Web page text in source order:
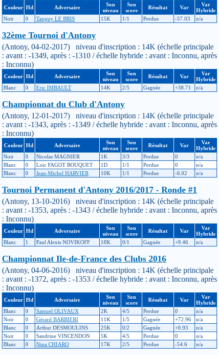
Couleur Hd Adversaire
Son
niveau
Son
score
Résultat Var
Var
Hybride
Noir
0 Tanguy LE BRIS 15K 1/1 Perdue -57.03 n/a
32ème Tournoi d'Antony
(Antony, 04-02-2017) niveau d'inscription : 14K (échelle principale
: avant : -1349, après : -1310 / échelle hybride : avant : Inconnu, après
: Inconnu)
Couleur Hd Adversaire
Son
niveau
Son
score
Résultat Var
Var
Hybride
Blanc
0 Eric IMBAULT 14K 2/5 Gagnée +38.71 n/a
Championnat du Club d'Antony
(Antony, 12-01-2017) niveau d'inscription : 14K (échelle principale
: avant : -1343, après : -1349 / échelle hybride : avant : Inconnu, après
: Inconnu)
Couleur Hd Adversaire
Son
niveau
Son
score
Résultat Var
Var
Hybride
Noir
0 Nicolas MAGNIER 1K 3/3 Perdue 0
n/a
Blanc
0 Loic FAGOT BOUQUET 1D 1/1 Perdue 0
n/a
Blanc
0 Jean-Michel HARVIER 10K 1/1 Perdue -6.02 n/a
Tournoi Permanent d'Antony 2016/2017 - Ronde #1
(Antony, 13-10-2016) niveau d'inscription : 14K (échelle principale
: avant : -1353, après : -1343 / échelle hybride : avant : Inconnu, après
: Inconnu)
Couleur Hd Adversaire
Son
niveau
Son
score
Résultat Var
Var
Hybride
Blanc
1 Paul Alexis NOVIKOFF 18K 0/1 Gagnée +9.46 n/a
Championnat Ile-de-France des Clubs 2016
(Antony, 04-06-2016) niveau d'inscription : 14K (échelle principale
: avant : -1372, après : -1353 / échelle hybride : avant : Inconnu, après
: Inconnu)
Couleur Hd Adversaire
Son
niveau
Son
score
Résultat Var
Var
Hybride
Blanc
0 Samuel OLIVAUX 2K 4/5 Perdue 0
n/a
Noir
0 Gérard BARBIERI 11K 1/5 Gagnée +72.96
n/a
Blanc
0 Arthur DESMOULINS 25K 0/2 Gagnée +0.93
n/a
Noir
0 Sandrine VINCENDON 5K 4/5 Perdue 0
n/a
Blanc
0 Nina CHIARO 17K 2/5 Perdue -54.6 n/a